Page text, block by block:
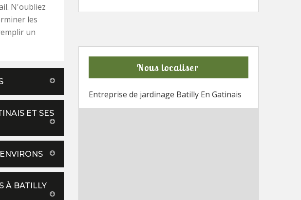
N'oubliez
les
un
ET SES
À BATILLY
Nous localiser
Entreprise de jardinage Batilly En Gatinais